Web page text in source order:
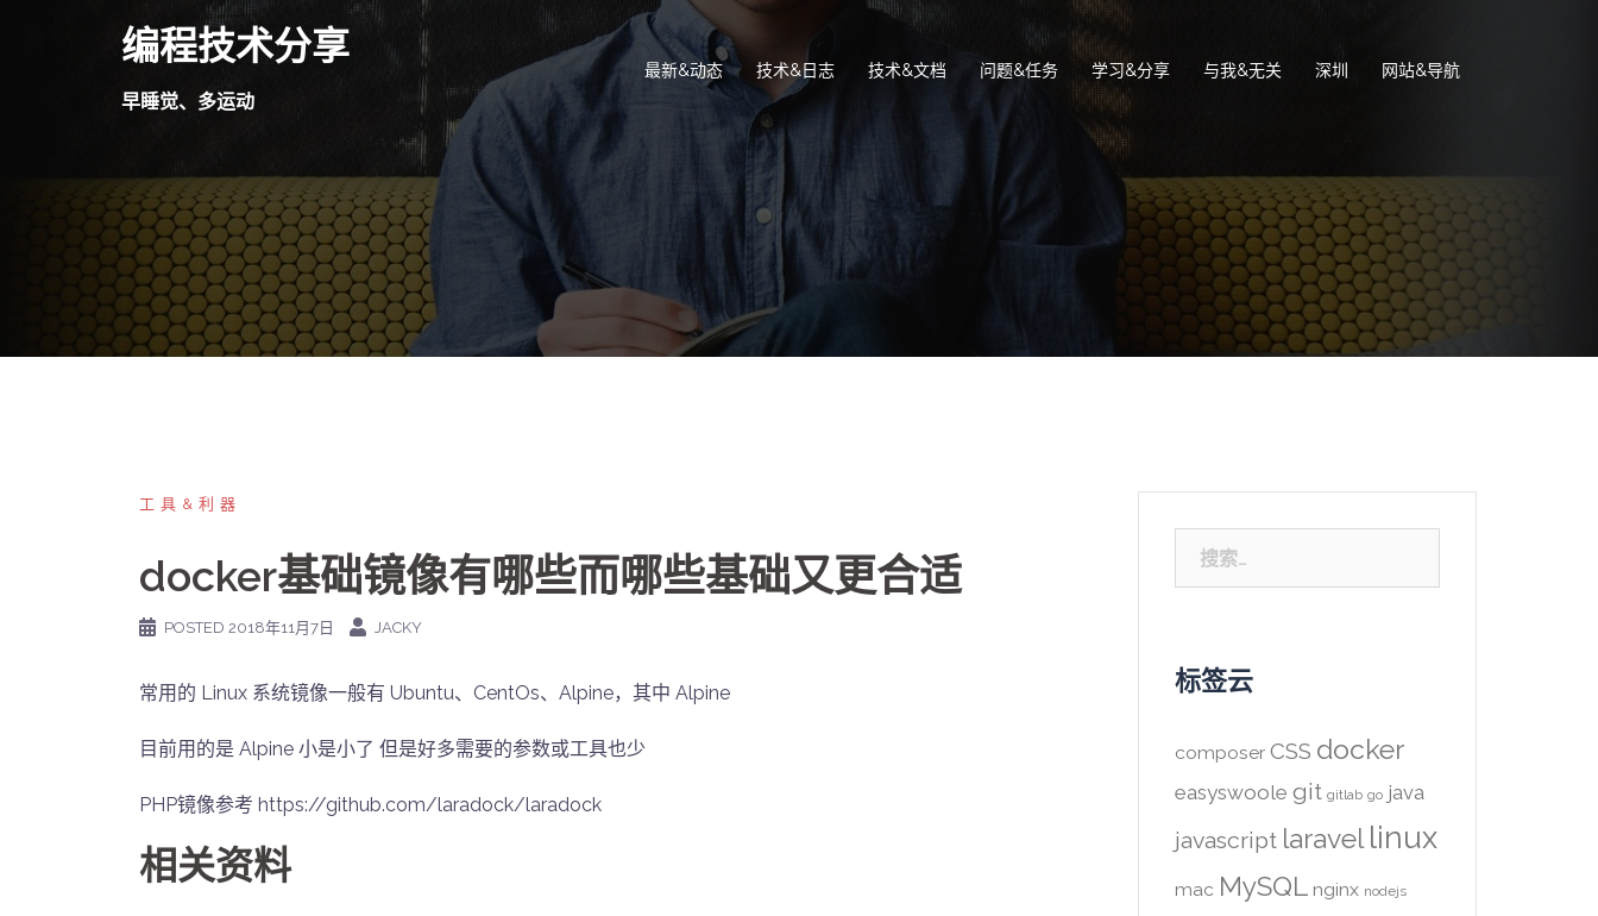
编程技术分享
早睡觉、多运动
最新&动态 技术&日志 技术&文档 问题&任务 学习&分享 与我&无关 深圳 网站&导航
工具&利器
docker基础镜像有哪些而哪些基础又更合适
POSTED 2018年11月7日 JACKY
常用的 Linux 系统镜像一般有 Ubuntu、CentOs、Alpine，其中 Alpine
目前用的是 Alpine 小是小了 但是好多需要的参数或工具也少
PHP镜像参考 https://github.com/laradock/laradock
相关资料
索：
标签云
composer CSS docker
easyswoole git gitlab go java
javascript laravel linux
mac MySQL nginx nodejs